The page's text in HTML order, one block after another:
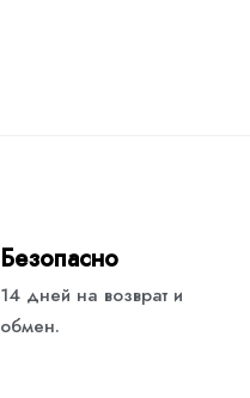
Безопасно
14 дней на возврат и
обмен.